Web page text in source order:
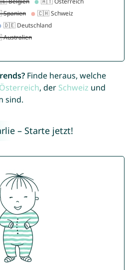
Finde heraus, welche
Österreich, der Schweiz und
sind.
– Starte jetzt!